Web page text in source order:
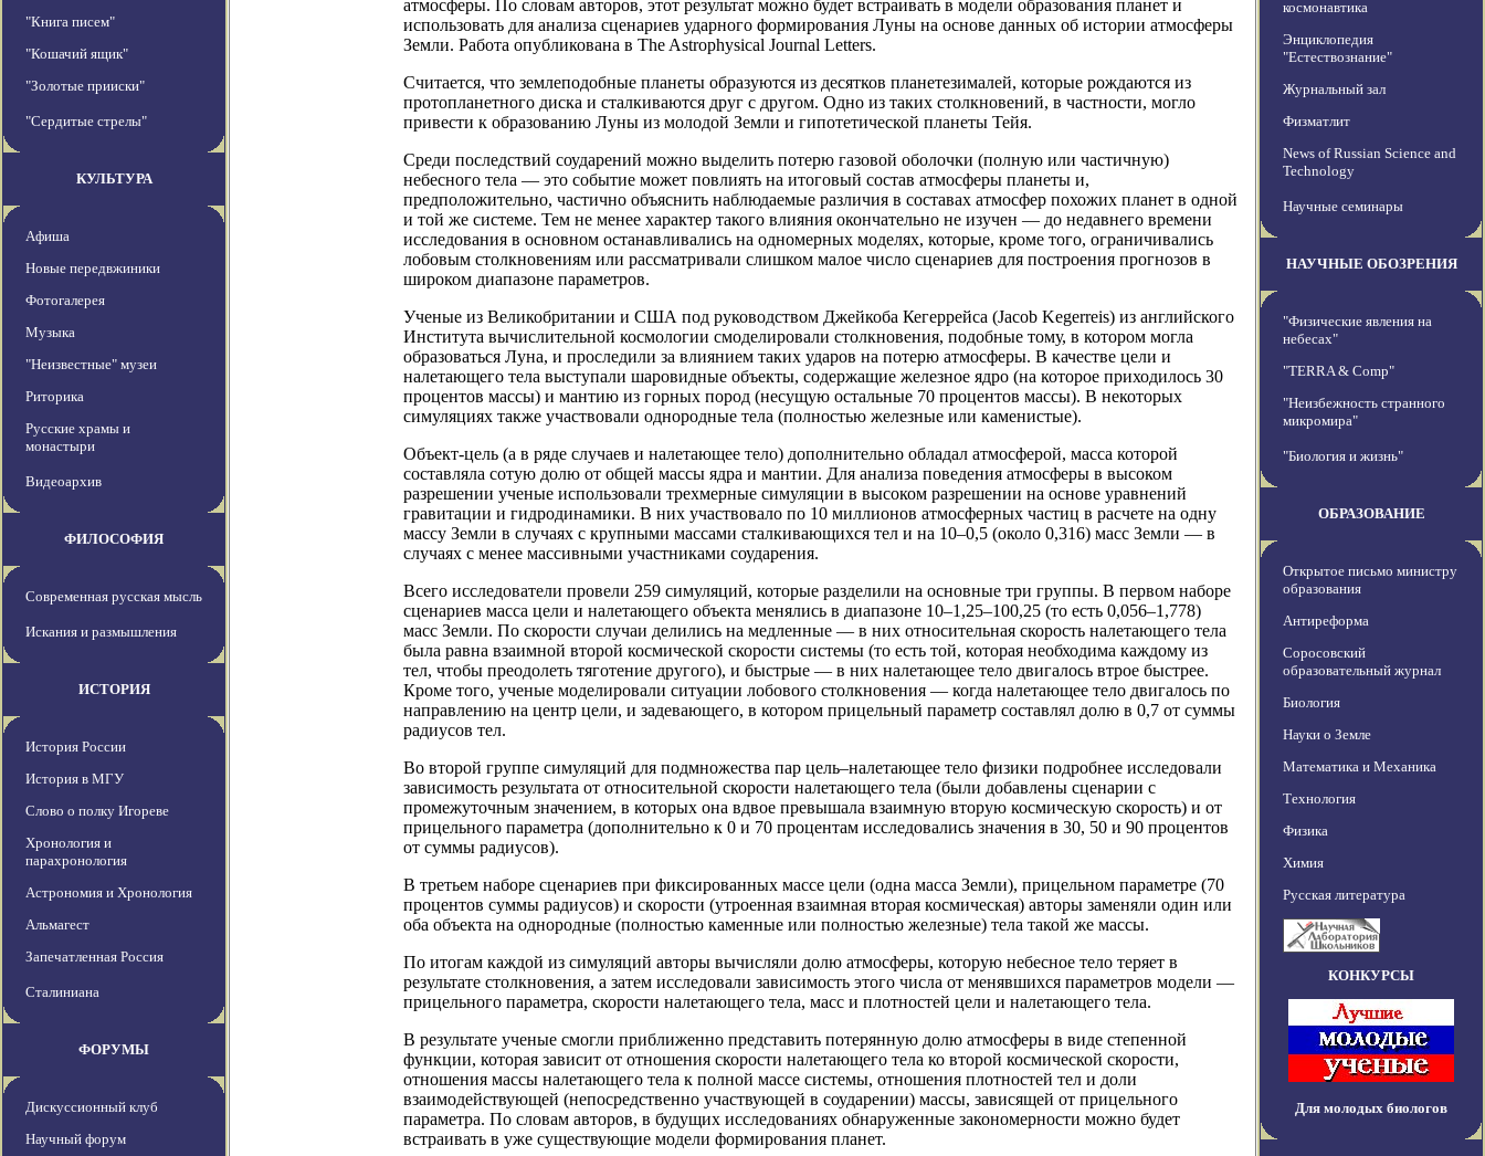
"Книга писем"
"Кошачий ящик"
"Золотые прииски"
"Сердитые стрелы"
КУЛЬТУРА
Афиша
Новые передвжиники
Фотогалерея
Музыка
"Неизвестные" музеи
Риторика
Русские храмы и
монастыри
Видеоархив
ФИЛОСОФИЯ
Современная русская мысль
Искания и размышления
ИСТОРИЯ
История России
История в МГУ
Слово о полку Игореве
Хронология и
парахронология
Астрономия и Хронология
Альмагест
Запечатленная Россия
Сталиниана
ФОРУМЫ
Дискуссионный клуб
Научный форум
атмосферы. По словам авторов, этот результат можно будет встраивать в модели образования планет и
использовать для анализа сценариев ударного формирования Луны на основе данных об истории атмосферы
Земли. Работа опубликована в The Astrophysical Journal Letters.
Считается, что землеподобные планеты образуются из десятков планетезималей, которые рождаются из
протопланетного диска и сталкиваются друг с другом. Одно из таких столкновений, в частности, могло
привести к образованию Луны из молодой Земли и гипотетической планеты Тейя.
Среди последствий соударений можно выделить потерю газовой оболочки (полную или частичную)
небесного тела — это событие может повлиять на итоговый состав атмосферы планеты и,
предположительно, частично объяснить наблюдаемые различия в составах атмосфер похожих планет в одной
и той же системе. Тем не менее характер такого влияния окончательно не изучен — до недавнего времени
исследования в основном останавливались на одномерных моделях, которые, кроме того, ограничивались
лобовым столкновениям или рассматривали слишком малое число сценариев для построения прогнозов в
широком диапазоне параметров.
Ученые из Великобритании и США под руководством Джейкоба Кегеррейса (Jacob Kegerreis) из английского
Института вычислительной космологии смоделировали столкновения, подобные тому, в котором могла
образоваться Луна, и проследили за влиянием таких ударов на потерю атмосферы. В качестве цели и
налетающего тела выступали шаровидные объекты, содержащие железное ядро (на которое приходилось 30
процентов массы) и мантию из горных пород (несущую остальные 70 процентов массы). В некоторых
симуляциях также участвовали однородные тела (полностью железные или каменистые).
Объект-цель (а в ряде случаев и налетающее тело) дополнительно обладал атмосферой, масса которой
составляла сотую долю от общей массы ядра и мантии. Для анализа поведения атмосферы в высоком
разрешении ученые использовали трехмерные симуляции в высоком разрешении на основе уравнений
гравитации и гидродинамики. В них участвовало по 10 миллионов атмосферных частиц в расчете на одну
массу Земли в случаях с крупными массами сталкивающихся тел и на 10–0,5 (около 0,316) масс Земли — в
случаях с менее массивными участниками соударения.
Всего исследователи провели 259 симуляций, которые разделили на основные три группы. В первом наборе
сценариев масса цели и налетающего объекта менялись в диапазоне 10–1,25–100,25 (то есть 0,056–1,778)
масс Земли. По скорости случаи делились на медленные — в них относительная скорость налетающего тела
была равна взаимной второй космической скорости системы (то есть той, которая необходима каждому из
тел, чтобы преодолеть тяготение другого), и быстрые — в них налетающее тело двигалось втрое быстрее.
Кроме того, ученые моделировали ситуации лобового столкновения — когда налетающее тело двигалось по
направлению на центр цели, и задевающего, в котором прицельный параметр составлял долю в 0,7 от суммы
радиусов тел.
Во второй группе симуляций для подмножества пар цель–налетающее тело физики подробнее исследовали
зависимость результата от относительной скорости налетающего тела (были добавлены сценарии с
промежуточным значением, в которых она вдвое превышала взаимную вторую космическую скорость) и от
прицельного параметра (дополнительно к 0 и 70 процентам исследовались значения в 30, 50 и 90 процентов
от суммы радиусов).
В третьем наборе сценариев при фиксированных массе цели (одна масса Земли), прицельном параметре (70
процентов суммы радиусов) и скорости (утроенная взаимная вторая космическая) авторы заменяли один или
оба объекта на однородные (полностью каменные или полностью железные) тела такой же массы.
По итогам каждой из симуляций авторы вычисляли долю атмосферы, которую небесное тело теряет в
результате столкновения, а затем исследовали зависимость этого числа от менявшихся параметров модели —
прицельного параметра, скорости налетающего тела, масс и плотностей цели и налетающего тела.
В результате ученые смогли приближенно представить потерянную долю атмосферы в виде степенной
функции, которая зависит от отношения скорости налетающего тела ко второй космической скорости,
отношения массы налетающего тела к полной массе системы, отношения плотностей тел и доли
взаимодействующей (непосредственно участвующей в соударении) массы, зависящей от прицельного
параметра. По словам авторов, в будущих исследованиях обнаруженные закономерности можно будет
встраивать в уже существующие модели формирования планет.
космонавтика
Энциклопедия
"Естествознание"
Журнальный зал
Физматлит
News of Russian Science and
Technology
Научные семинары
НАУЧНЫЕ ОБОЗРЕНИЯ
"Физические явления на
небесах"
"TERRA & Comp"
"Неизбежность странного
микромира"
"Биология и жизнь"
ОБРАЗОВАНИЕ
Открытое письмо министру
образования
Антиреформа
Соросовский
образовательный журнал
Биология
Науки о Земле
Математика и Механика
Технология
Физика
Химия
Русская литература
КОНКУРСЫ
Для молодых биологов